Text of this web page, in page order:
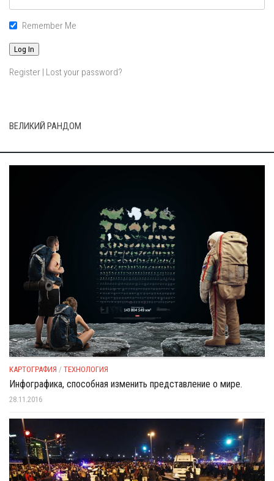
Remember Me
Register | Lost your password?
ВЕЛИКИЙ РАНДОМ
КАРТОГРАФИЯ / ТЕХНОЛОГИЯ
Инфографика, способная изменить представление о мире.
28.11.2016